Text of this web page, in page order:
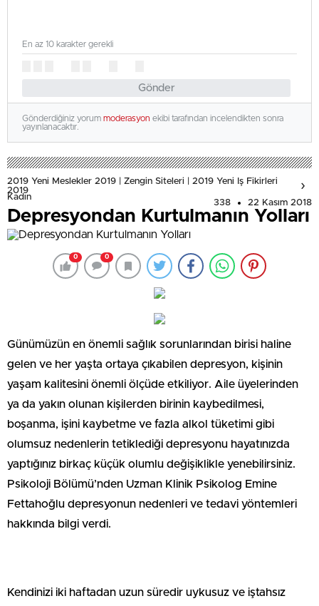
Gönder
En az 10 karakter gerekli
Gönderdiğiniz yorum moderasyon ekibi tarafından incelendikten sonra
yayınlanacaktır.
2019 Yeni Meslekler 2019 | Zengin Siteleri | 2019 Yeni Iş Fikirleri
2019
Kadın
338 22 Kasım 2018
Depresyondan Kurtulmanın Yolları
0 0
Günümüzün en önemli sağlık sorunlarından birisi haline
gelen ve her yaşta ortaya çıkabilen depresyon, kişinin
yaşam kalitesini önemli ölçüde etkiliyor. Aile üyelerinden
ya da yakın olunan kişilerden birinin kaybedilmesi,
boşanma, işini kaybetme ve fazla alkol tüketimi gibi
olumsuz nedenlerin tetiklediği depresyonu hayatınızda
yaptığınız birkaç küçük olumlu değişiklikle yenebilirsiniz.
Psikoloji Bölümü’nden Uzman Klinik Psikolog Emine
Fettahoğlu depresyonun nedenleri ve tedavi yöntemleri
hakkında bilgi verdi.
Kendinizi iki haftadan uzun süredir uykusuz ve iştahsız